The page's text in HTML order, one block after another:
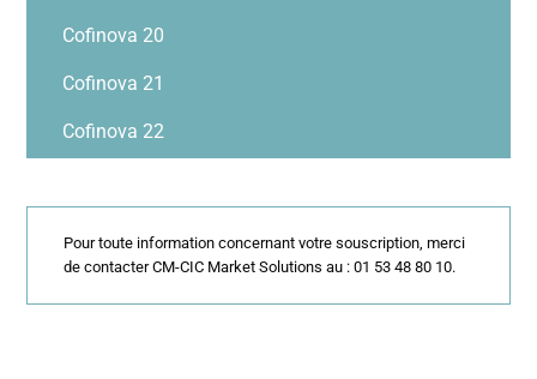
Cofinova 20
Cofinova 21
Cofinova 22
Pour toute information concernant votre souscription, merci
de contacter CM-CIC Market Solutions au : 01 53 48 80 10.